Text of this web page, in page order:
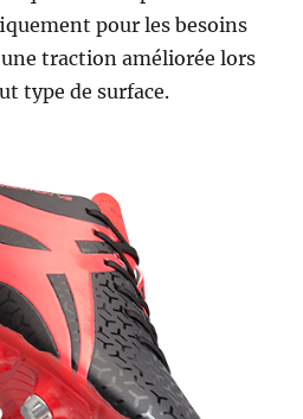
pour les besoins
traction améliorée lors
type de surface.